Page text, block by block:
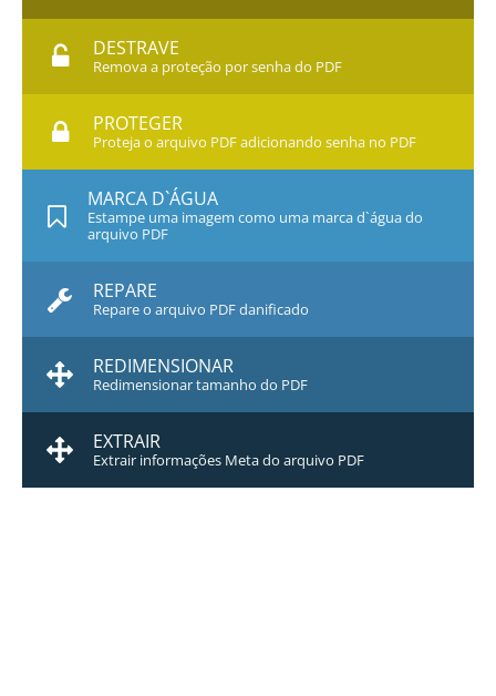
DESTRAVE
Remova a proteção por senha do PDF
PROTEGER
Proteja o arquivo PDF adicionando senha no PDF
MARCA D`ÁGUA
Estampe uma imagem como uma marca d`água do
arquivo PDF
REPARE
Repare o arquivo PDF danificado
REDIMENSIONAR
Redimensionar tamanho do PDF
EXTRAIR
Extrair informações Meta do arquivo PDF